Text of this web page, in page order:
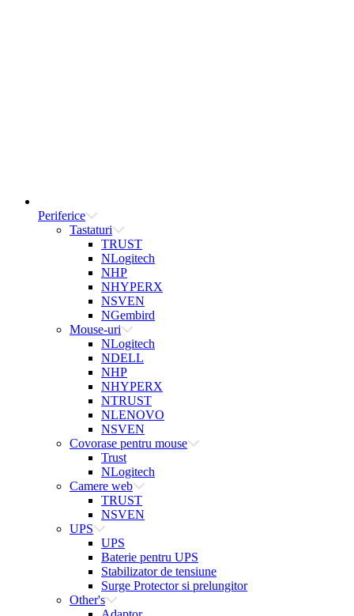
Periferice
Tastaturi
TRUST
NLogitech
NHP
NHYPERX
NSVEN
NGembird
Mouse-uri
NLogitech
NDELL
NHP
NHYPERX
NTRUST
NLENOVO
NSVEN
Covorase pentru mouse
Trust
NLogitech
Camere web
TRUST
NSVEN
UPS
UPS
Baterie pentru UPS
Stabilizator de tensiune
Surge Protector si prelungitor
Other's